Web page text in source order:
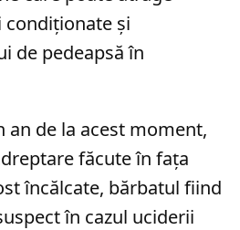
condiţionate şi
de pedeapsă în
an de la acest moment,
făcute în fața
încălcate, bărbatul fiind
în cazul uciderii